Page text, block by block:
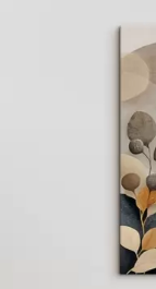
Поверхня з
Екологічний